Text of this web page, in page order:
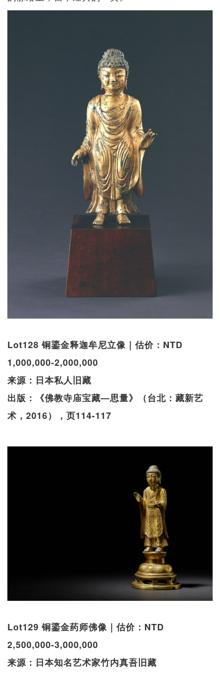
Lot128 铜鎏金释迦牟尼立像｜估价：NTD
1,000,000-2,000,000
来源：日本私人旧藏
出版：《佛教寺庙宝藏—思量》（台北：藏新艺
术，2016），页114-117
Lot129 铜鎏金药师佛像｜估价：NTD
2,500,000-3,000,000
来源：日本知名艺术家竹内真吾旧藏